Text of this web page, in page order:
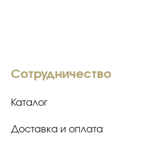
Сотрудничество
Каталог
Доставка и оплата